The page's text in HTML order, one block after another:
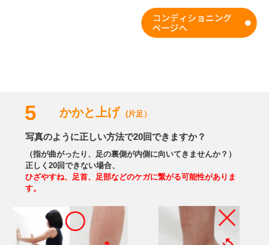
5 かかと上げ (片足）
写真のように正しい方法で20回できますか？
（指が曲がったり、足の裏側が内側に向いてきませんか？）
正しく20回できない場合、
ひざやすね、足首、足部などのケガに繋がる可能性がありま
す。